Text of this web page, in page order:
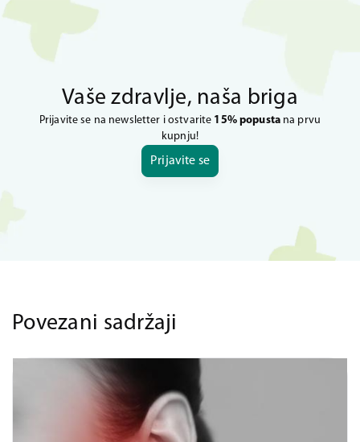
Vaše zdravlje, naša briga
Prijavite se na newsletter i ostvarite 15% popustana prvu
kupnju!
Prijavite se
Povezani sadržaji